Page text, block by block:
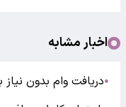
اخبار مشابه
●دریافت وام بدون